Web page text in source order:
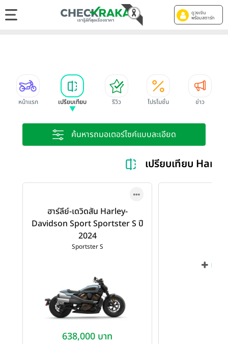
ดูวงเงิน
พร้อมสตาร์ท
หน้าแรก เปรียบเทียบ รีวิว โปรโมชั่น ข่าว
ค้นหารถมอเตอร์ไซค์แบบละเอียด
เปรียบเทียบ
ฮาร์ลีย์-เดวิดสัน Harley-
Davidson Sport Sportster S ปี
2024
Sportster S
638,000 บาท
เพิ่